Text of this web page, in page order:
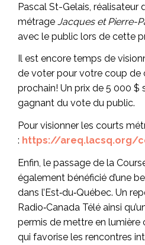
Pascal St-Gelais, réalisateur
métrage Jacques et Pierre-
avec le public lors de cette
Il est encore temps de
de voter pour votre coup de
prochain! Un prix de 5 000 $
gagnant du vote du public.
Pour visionner les courts
: https://areq.lacsq.org/
Enfin, le passage de la
également bénéficié d’une
dans l’Est‑du‑Québec. Un
Radio‑Canada Télé ainsi
permis de mettre en lumière
qui favorise les rencontres